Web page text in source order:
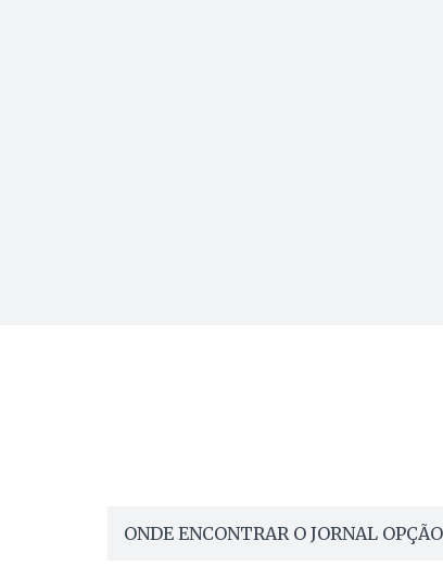
ONDE ENCONTRAR O JORNAL OPÇÃO